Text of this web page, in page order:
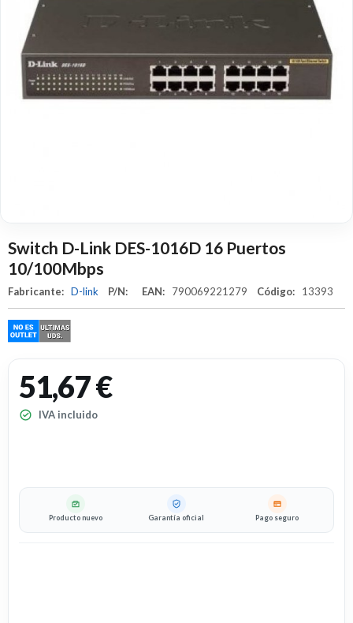
Switch D-Link DES-1016D 16 Puertos
10/100Mbps
Fabricante: D-link P/N: EAN: 790069221279 Código: 13393
51,67 €
IVA incluido
Producto nuevo Garantía oficial Pago seguro